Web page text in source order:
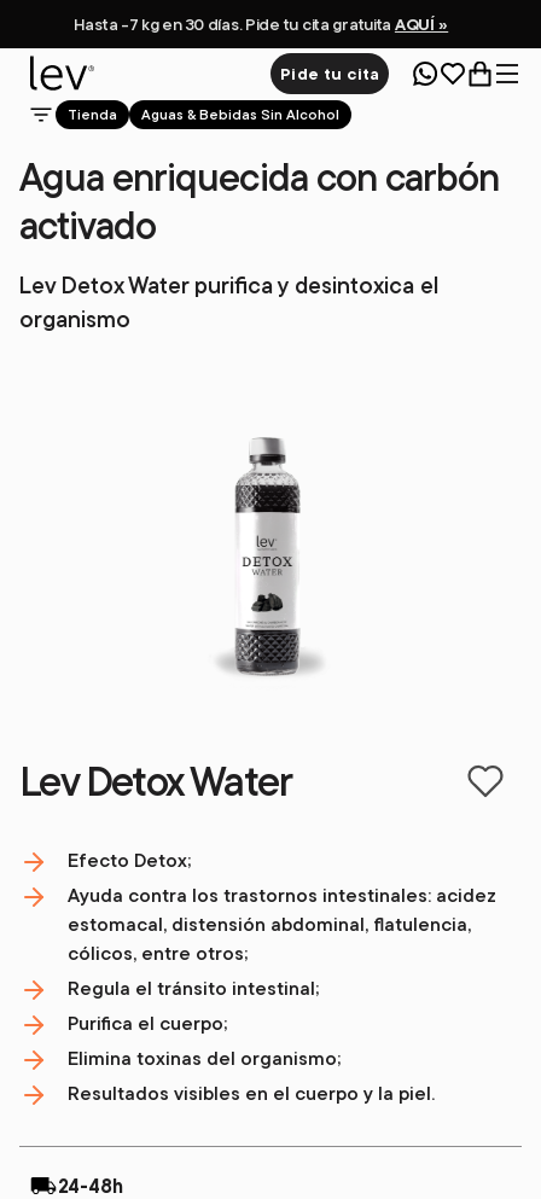
Hasta -7 kg en 30 días. Pide tu cita gratuita AQUÍ »
Pide tu cita
Tienda Aguas & Bebidas Sin Alcohol
Agua enriquecida con carbón
activado
Lev Detox Water purifica y desintoxica el
organismo
Lev Detox Water
Efecto Detox;
Ayuda contra los trastornos intestinales: acidez
estomacal, distensión abdominal, flatulencia,
cólicos, entre otros;
Regula el tránsito intestinal;
Purifica el cuerpo;
Elimina toxinas del organismo;
Resultados visibles en el cuerpo y la piel.
24-48h